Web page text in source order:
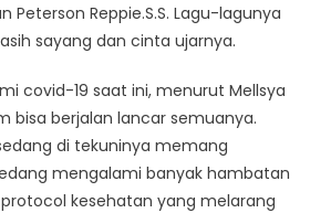
Peterson Reppie.S.S. Lagu-lagunya
sayang dan cinta ujarnya.
covid-19 saat ini, menurut Mellsya
bisa berjalan lancar semuanya.
di tekuninya memang
mengalami banyak hambatan
kesehatan yang melarang